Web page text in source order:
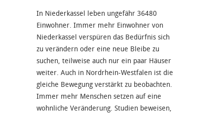
In Niederkassel leben ungefähr 36480
Einwohner. Immer mehr Einwohner von
Niederkassel verspüren das Bedürfnis sich
zu verändern oder eine neue Bleibe zu
suchen, teilweise auch nur ein paar Häuser
weiter. Auch in Nordrhein-Westfalen ist die
gleiche Bewegung verstärkt zu beobachten.
Immer mehr Menschen setzen auf eine
wohnliche Veränderung. Studien beweisen,